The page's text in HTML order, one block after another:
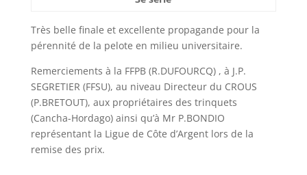
Très belle finale et excellente propagande pour la
pérennité de la pelote en milieu universitaire.
Remerciements à la FFPB (R.DUFOURCQ) , à J.P.
SEGRETIER (FFSU), au niveau Directeur du CROUS
(P.BRETOUT), aux propriétaires des trinquets
(Cancha-Hordago) ainsi qu’à Mr P.BONDIO
représentant la Ligue de Côte d’Argent lors de la
remise des prix.